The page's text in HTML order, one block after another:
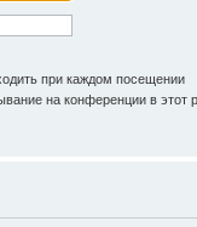
при каждом посещении
на конференции в этот